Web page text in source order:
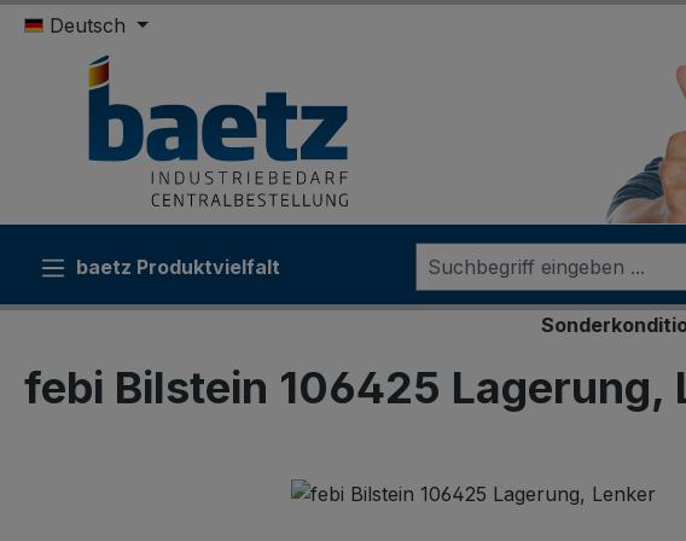
Hauptinhalt springen
Zur Suche springen
Zur Hauptnavigation springen
Deutsch
baetz Produktvielfalt
Sonderkonditionen
febi Bilstein 106425 Lagerung,